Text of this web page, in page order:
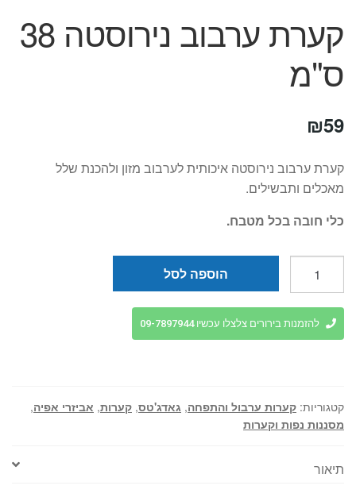
קערת ערבוב נירוסטה 38
ס"מ
₪59
קערת ערבוב נירוסטה איכותית לערבוב מזון ולהכנת שלל
מאכלים ותבשילים.
כלי חובה בכל מטבח.
קערת
ערבוב
נירוסטה
הוספה לסל
להזמנות בירורים צלצלו עכשיו 09-7897944
קטגוריות: קערות ערבול והתפחה, גאדג'טס, קערות, אביזרי אפיה,
מסננות נפות וקערות
תיאור